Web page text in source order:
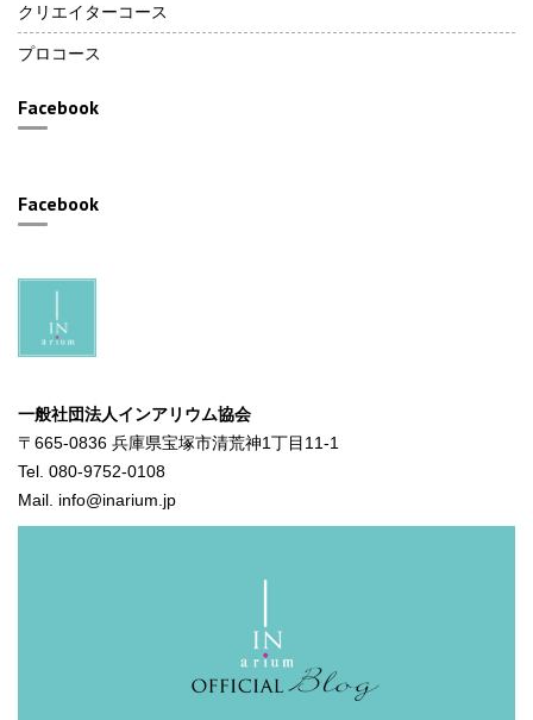
クリエイターコース
プロコース
Facebook
Facebook
一般社団法人インアリウム協会
〒665-0836 兵庫県宝塚市清荒神1丁目11-1
Tel. 080-9752-0108
Mail. info@inarium.jp